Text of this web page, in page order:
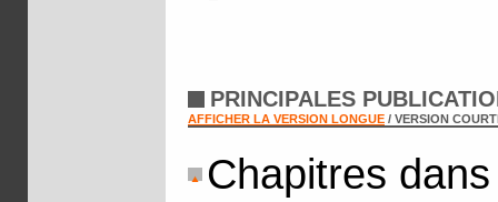
PRINCIPALES
AFFICHER LA VERSION LONGUE / VERSION
Chapitres